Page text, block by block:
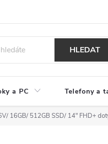
HLEDAT
a PC Telefony a
16GB/ 512GB SSD/ 14" FHD+